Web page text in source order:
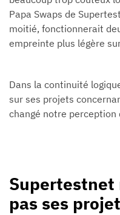
Papa Swaps de
moitié, fonctionnerait
empreinte plus légère
Dans la continuité
sur ses projets
changé notre perception
Supertestnet
pas ses